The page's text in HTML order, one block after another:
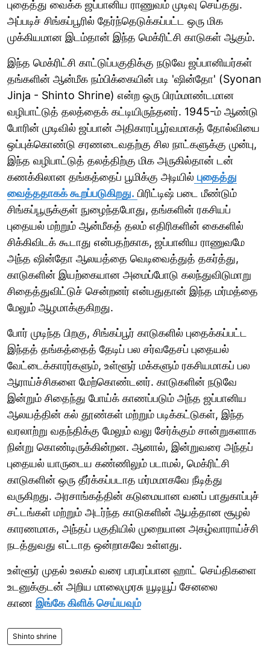
புதைத்து வைக்க ஜப்பானிய ராணுவம் முடிவு செய்தது.
அப்படிச் சிங்கப்பூரில் தேர்ந்தெடுக்கப்பட்ட ஒரு மிக
முக்கியமான இடம்தான் இந்த மெக்ரிட்சி காடுகள் ஆகும்.
இந்த மெக்ரிட்சி காட்டுப்பகுதிக்கு நடுவே ஜப்பானியர்கள்
தங்களின் ஆன்மீக நம்பிக்கையின் படி 'ஷின்தோ' (Syonan
Jinja - Shinto Shrine) என்ற ஒரு பிரம்மாண்டமான
வழிபாட்டுத் தலத்தைக் கட்டியிருந்தனர். 1945-ம் ஆண்டு
போரின் முடிவில் ஜப்பான் அதிகாரப்பூர்வமாகத் தோல்வியை
ஒப்புக்கொண்டு சரணடைவதற்கு சில நாட்களுக்கு முன்பு,
இந்த வழிபாட்டுத் தலத்திற்கு மிக அருகில்தான் டன்
கணக்கிலான தங்கத்தைப் பூமிக்கு அடியில் புதைத்து
வைத்ததாகக் கூறப்படுகிறது. பிரிட்டிஷ் படை மீண்டும்
சிங்கப்பூருக்குள் நுழைந்தபோது, தங்களின் ரகசியப்
புதையல் மற்றும் ஆன்மீகத் தலம் எதிரிகளின் கைகளில்
சிக்கிவிடக் கூடாது என்பதற்காக, ஜப்பானிய ராணுவமே
அந்த ஷின்தோ ஆலயத்தை வெடிவைத்துத் தகர்த்து,
காடுகளின் இயற்கையான அமைப்போடு கலந்துவிடுமாறு
சிதைத்துவிட்டுச் சென்றனர் என்பதுதான் இந்த மர்மத்தை
மேலும் ஆழமாக்குகிறது.
போர் முடிந்த பிறகு, சிங்கப்பூர் காடுகளில் புதைக்கப்பட்ட
இந்தத் தங்கத்தைத் தேடிப் பல சர்வதேசப் புதையல்
வேட்டைக்காரர்களும், உள்ளூர் மக்களும் ரகசியமாகப் பல
ஆராய்ச்சிகளை மேற்கொண்டனர். காடுகளின் நடுவே
இன்றும் சிதைந்து போய்க் காணப்படும் அந்த ஜப்பானிய
ஆலயத்தின் கல் தூண்கள் மற்றும் படிக்கட்டுகள், இந்த
வரலாற்று வதந்திக்கு மேலும் வலு சேர்க்கும் சான்றுகளாக
நின்று கொண்டிருக்கின்றன. ஆனால், இன்றுவரை அந்தப்
புதையல் யாருடைய கண்ணிலும் படாமல், மெக்ரிட்சி
காடுகளின் ஒரு தீர்க்கப்படாத மர்மமாகவே நீடித்து
வருகிறது. அரசாங்கத்தின் கடுமையான வனப் பாதுகாப்புச்
சட்டங்கள் மற்றும் அடர்ந்த காடுகளின் ஆபத்தான சூழல்
காரணமாக, அந்தப் பகுதியில் முறையான அகழ்வாராய்ச்சி
நடத்துவது எட்டாத ஒன்றாகவே உள்ளது.
உள்ளூர் முதல் உலகம் வரை பரபரப்பான ஹாட் செய்திகளை
உடனுக்குடன் அறிய மாலைமுரசு யூடியூப் சேனலை
காண இங்கே கிளிக் செய்யவும்
Shinto shrine